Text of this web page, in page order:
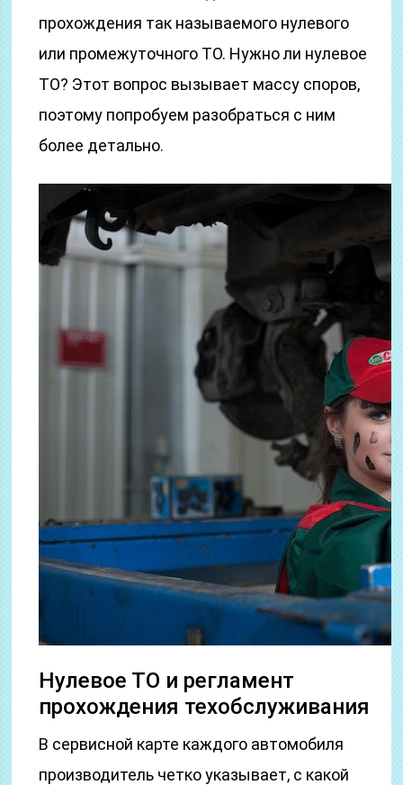
прохождения так называемого нулевого
или промежуточного ТО. Нужно ли нулевое
ТО? Этот вопрос вызывает массу споров,
поэтому попробуем разобраться с ним
более детально.
Нулевое ТО и регламент
прохождения техобслуживания
В сервисной карте каждого автомобиля
производитель четко указывает, с какой